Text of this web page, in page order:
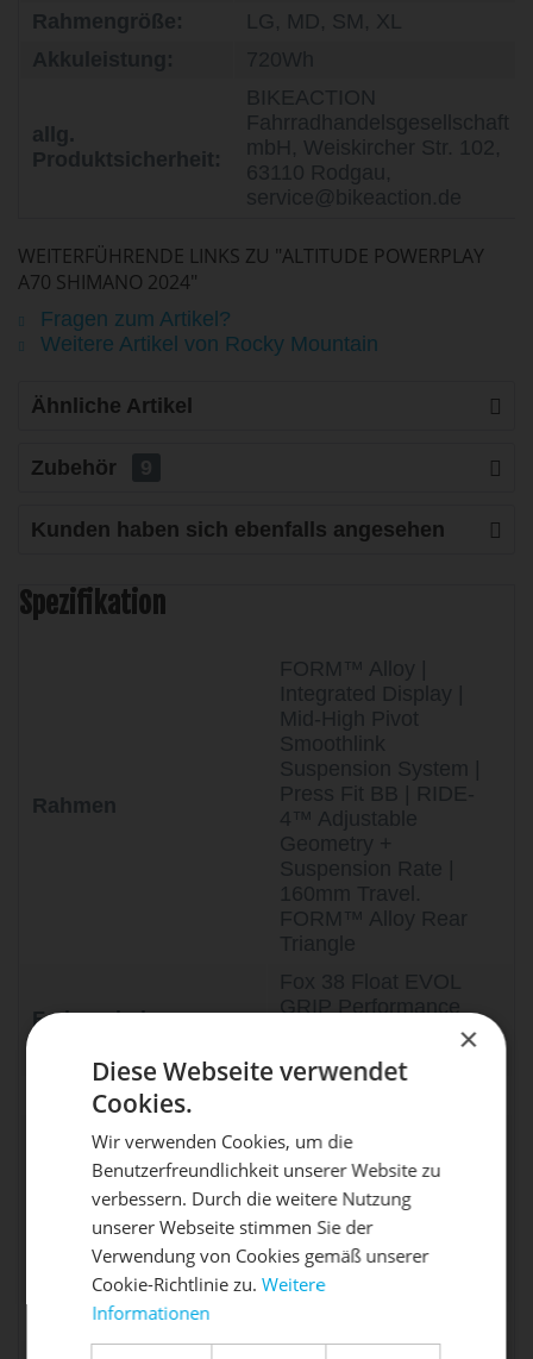
Rahmengröße:
LG, MD, SM, XL
allg.
Produktsicherheit:
BIKEACTION
Fahrradhandelsgesellschaft
mbH, Weiskircher Str. 102,
63110 Rodgau,
service@bikeaction.de
WEITERFÜHRENDE LINKS ZU "ALTITUDE POWERPLAY
A70 SHIMANO 2024"
Fragen zum Artikel?
Weitere Artikel von Rocky Mountain
Ähnliche Artikel
Zubehör 9
Kunden haben sich ebenfalls angesehen
Spezifikation
Rahmen
FORM™ Alloy |
Integrated Display |
Mid-High Pivot
Smoothlink
Suspension System |
Press Fit BB | RIDE-
4™ Adjustable
Geometry +
Suspension Rate |
160mm Travel.
FORM™ Alloy Rear
Triangle
Federgabel
GRIP Performance
Series 170mm | 44mm
Federung (V)
Dämpfer
Fox Float X
Performance | Sealed
Bearing Eyelet |
25x8mm F Hardware |
All Sizes =
230x62.5mm | Size-
Specific tune in FAQ
Federung (H)
X
DIE SONNE LACHT, DEIN
RAD ERWACHT
Mach dein Bike frühlingsfit - gönn
ihm den Service, den es verdient!
×
Diese Webseite verwendet
Cookies.
Wir verwenden Cookies, um die
Benutzerfreundlichkeit unserer Website zu
verbessern. Durch die weitere Nutzung
unserer Webseite stimmen Sie der
Verwendung von Cookies gemäß unserer
Cookie-Richtlinie zu.Weitere
Informationen